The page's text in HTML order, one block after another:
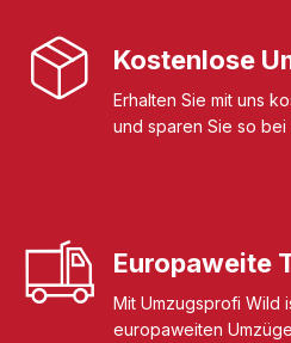
Kostenlose
Erhalten Sie mit uns
und sparen Sie so
Europaweite
Mit Umzugsprofi Wild
europaweiten